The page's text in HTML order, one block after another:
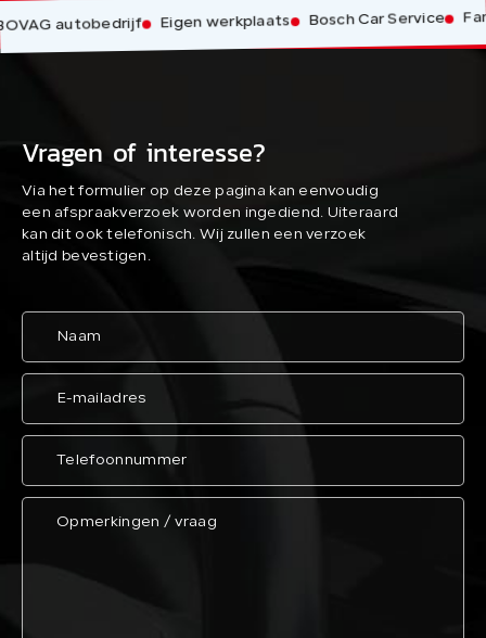
autobedrijf Eigen werkplaats Bosch Car Service
Vragen of interesse?
Via het formulier op deze pagina kan eenvoudig
een afspraakverzoek worden ingediend. Uiteraard
kan dit ook telefonisch. Wij zullen een verzoek
altijd bevestigen.